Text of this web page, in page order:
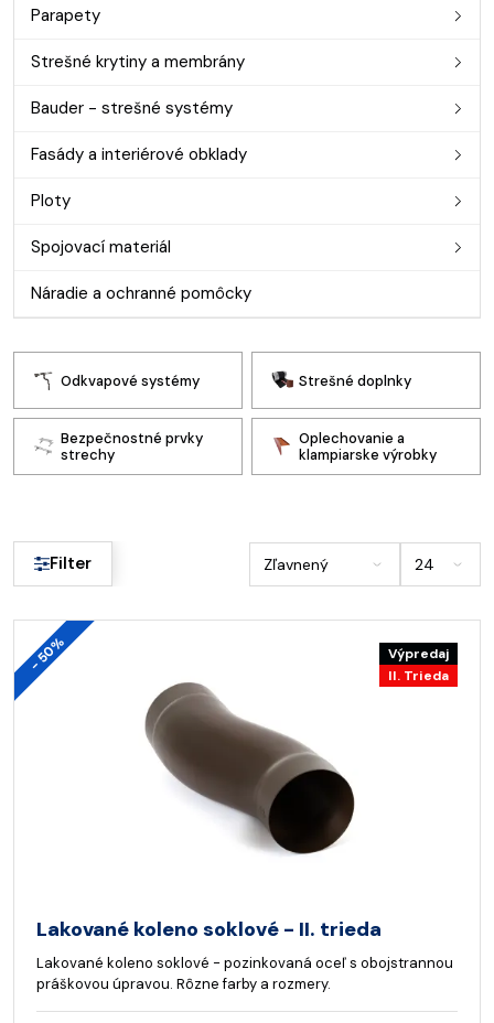
Parapety
Strešné krytiny a membrány
Bauder - strešné systémy
Fasády a interiérové obklady
Ploty
Spojovací materiál
Náradie a ochranné pomôcky
Odkvapové systémy Strešné doplnky
Bezpečnostné prvky
strechy
Oplechovanie a
klampiarske výrobky
Filter
- 50%
Výpredaj
II. Trieda
Lakované koleno soklové - II. trieda
Lakované koleno soklové - pozinkovaná oceľ s obojstrannou
práškovou úpravou. Rôzne farby a rozmery.